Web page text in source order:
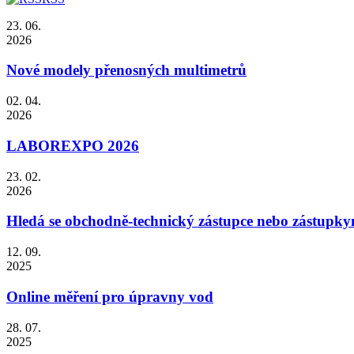
23. 06.
2026
Nové modely přenosných multimetrů
02. 04.
2026
LABOREXPO 2026
23. 02.
2026
Hledá se obchodně-technický zástupce nebo
12. 09.
2025
Online měření pro úpravny vod
28. 07.
2025